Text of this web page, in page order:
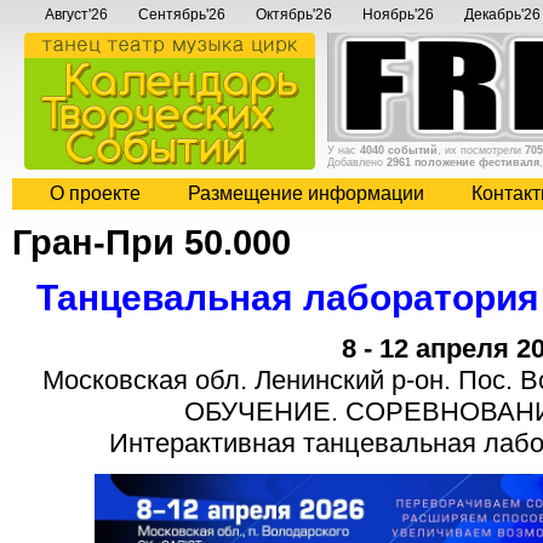
Август'26 Сентябрь'26 Октябрь'26 Ноябрь'26 Декабрь'26
У нас 4040 событий , их посмотрели
Добавлено 2961 положение фестиваля
О проекте Размещение информации
Гран-При 50.000
Танцевальная
8 - 12 апреля
Московская обл. Ленинский р-он. Пос.
ОБУЧЕНИЕ.
Интерактивная танцевальная